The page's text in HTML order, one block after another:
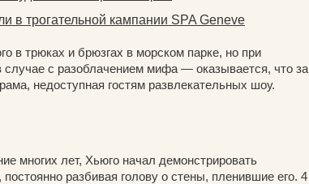
в трогательной кампании SPA Geneve
в трюках и брюзгах в морском парке, но при
с разоблачением мифа — оказывается, что за
недоступная гостям развлекательных шоу.
многих лет, Хьюго начал демонстрировать
постоянно разбивая голову о стены, пленившие его. 4